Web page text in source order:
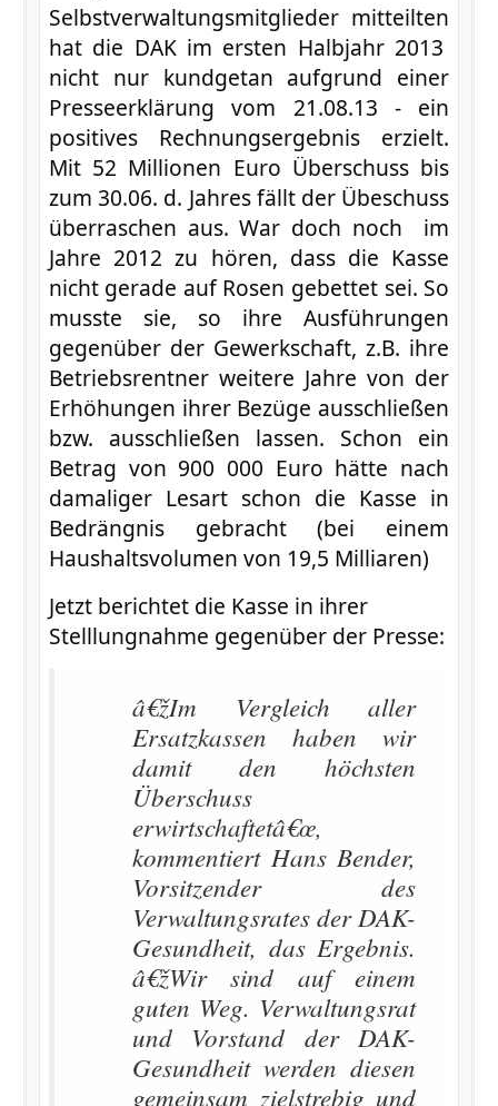
Selbstverwaltungsmitglieder mitteilten
hat die DAK im ersten Halbjahr 2013
nicht nur kundgetan aufgrund einer
Presseerklärung vom 21.08.13 - ein
positives Rechnungsergebnis erzielt.
Mit 52 Millionen Euro Überschuss bis
zum 30.06. d. Jahres fällt der Übeschuss
überraschen aus. War doch noch im
Jahre 2012 zu hören, dass die Kasse
nicht gerade auf Rosen gebettet sei. So
musste sie, so ihre Ausführungen
gegenüber der Gewerkschaft, z.B. ihre
Betriebsrentner weitere Jahre von der
Erhöhungen ihrer Bezüge ausschließen
bzw. ausschließen lassen. Schon ein
Betrag von 900 000 Euro hätte nach
damaliger Lesart schon die Kasse in
Bedrängnis gebracht (bei einem
Haushaltsvolumen von 19,5 Milliaren)
Jetzt berichtet die Kasse in ihrer
Stelllungnahme gegenüber der Presse:
â€žIm Vergleich aller
Ersatzkassen haben wir
damit den höchsten
Überschuss
erwirtschaftetâ€œ,
kommentiert Hans Bender,
Vorsitzender des
Verwaltungsrates der DAK-
Gesundheit, das Ergebnis.
â€žWir sind auf einem
guten Weg. Verwaltungsrat
und Vorstand der DAK-
Gesundheit werden diesen
gemeinsam zielstrebig und